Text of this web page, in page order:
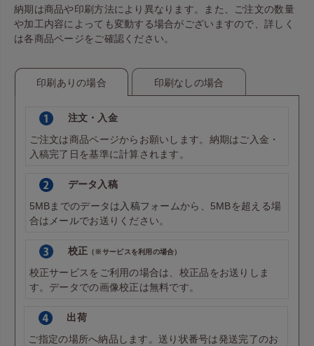
納期は商品や印刷方法により異なります。また、ご注文の数量
や加工内容によっても変動する場合がございますので、詳しく
は各商品ページをご確認ください。
印刷ありの場合 印刷なしの場合
注文・入金
ご注文は商品ページからお願いします。納期はご入金・
入稿完了日を基準に計算されます。
データ入稿
5MBまでのデータは 入稿フォームから、5MBを超える場
合は メールでお送りください。
校正 （※サービスを利用の場合）
校正サービスをご利用の場合は、校正品をお送りしま
す。データでの画像校正は無料です。
出荷
ご指定の場所へ納品します。送り状番号は発送完了のお